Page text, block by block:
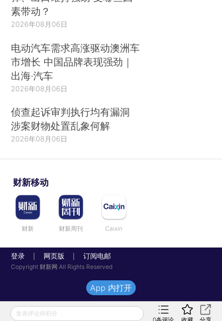
素带动？
2026年08月06日
电动汽车需求高涨驱动澳洲车
市增长 中国品牌表现强劲｜
出海·汽车
2026年08月06日
侦查起诉审判执行均有漏洞
涉案财物处置乱象何解
2026年08月06日
财新移动
财新 财新周刊 Caixin
登录 网页版 订阅电邮
Copyright 财新网 All Rights Reserved
发表评论得积分
0条评论 收藏 分享
App 内打开